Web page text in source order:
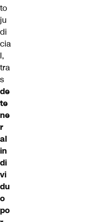
to
ju
di
cia
l,
tra
s
de
te
ne
r
al
in
di
vi
du
o
po